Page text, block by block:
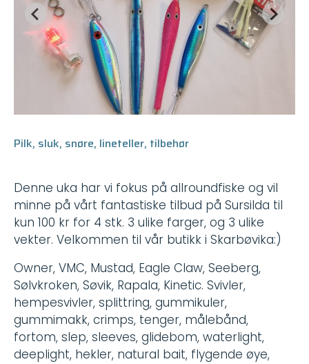
Pilk, sluk, snøre, lineteller, tilbehør
Denne uka har vi fokus på allroundfiske og vil
minne på vårt fantastiske tilbud på Sursilda til
kun 100 kr for 4 stk. 3 ulike farger, og 3 ulike
vekter. Velkommen til vår butikk i Skarbøvika:)
Owner, VMC, Mustad, Eagle Claw, Seeberg,
Sølvkroken, Søvik, Rapala, Kinetic. Svivler,
hempesvivler, splittring, gummikuler,
gummimakk, crimps, tenger, målebånd,
fortom, slep, sleeves, glidebom, waterlight,
deeplight, hekler, natural bait, flygende øye,